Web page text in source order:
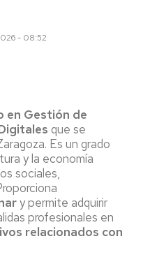
- 08:52
en Gestión de
que se
Es un grado
y la economía
sociales,
y permite adquirir
profesionales en
relacionados con